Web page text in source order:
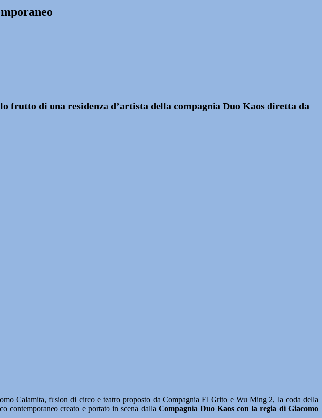
frutto di una residenza d’artista della compagnia Duo Kaos diretta da
Calamita, fusion di circo e teatro proposto da Compagnia El Grito e Wu Ming 2, la coda della
contemporaneo creato e portato in scena dallaCompagnia Duo Kaos con la regia di Giacomo